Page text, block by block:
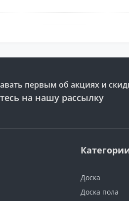
первым об акциях и
на нашу рассылку
Доска
Доска пола